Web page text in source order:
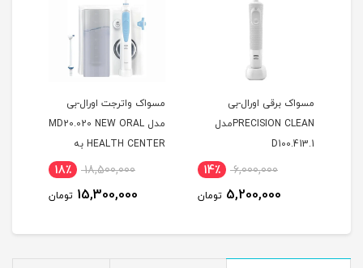
مسواک برقی اورال-بی
PRECISION CLEANمدل
D100.413.1
6,000,000 14٪
5,200,000 تومان
مسواک واترجت اورال-بی
مدل MD20.020 NEW ORAL
HEALTH CENTER به
18,500,000 18٪
15,300,000 تومان